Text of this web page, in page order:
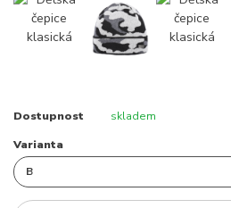
Dostupnost skladem
Varianta